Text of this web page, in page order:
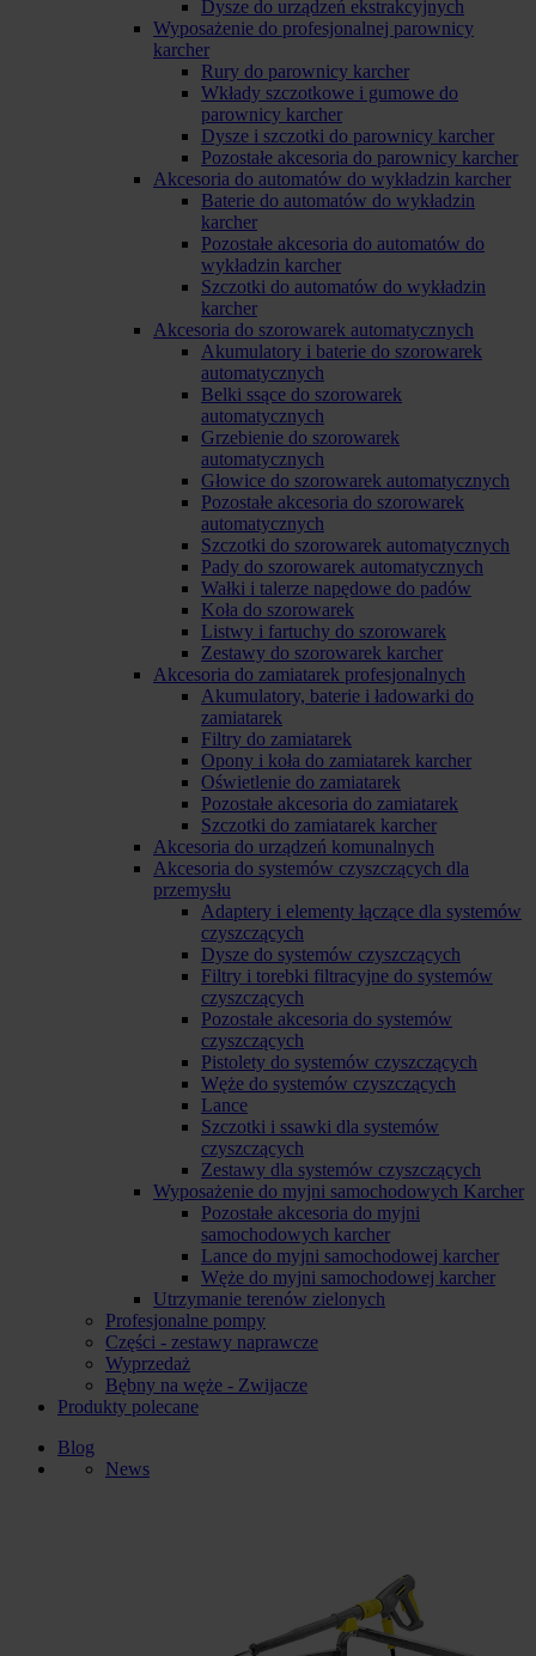
Dysze do urządzeń ekstrakcyjnych
Wyposażenie do profesjonalnej parownicy
karcher
Rury do parownicy karcher
Wkłady szczotkowe i gumowe do
parownicy karcher
Dysze i szczotki do parownicy karcher
Pozostałe akcesoria do parownicy karcher
Akcesoria do automatów do wykładzin karcher
Baterie do automatów do wykładzin
karcher
Pozostałe akcesoria do automatów do
wykładzin karcher
Szczotki do automatów do wykładzin
karcher
Akcesoria do szorowarek automatycznych
Akumulatory i baterie do szorowarek
automatycznych
Belki ssące do szorowarek
automatycznych
Grzebienie do szorowarek
automatycznych
Głowice do szorowarek automatycznych
Pozostałe akcesoria do szorowarek
automatycznych
Szczotki do szorowarek automatycznych
Pady do szorowarek automatycznych
Wałki i talerze napędowe do padów
Koła do szorowarek
Listwy i fartuchy do szorowarek
Zestawy do szorowarek karcher
Akcesoria do zamiatarek profesjonalnych
Akumulatory, baterie i ładowarki do
zamiatarek
Filtry do zamiatarek
Opony i koła do zamiatarek karcher
Oświetlenie do zamiatarek
Pozostałe akcesoria do zamiatarek
Szczotki do zamiatarek karcher
Akcesoria do urządzeń komunalnych
Akcesoria do systemów czyszczących dla
przemysłu
Adaptery i elementy łączące dla systemów
czyszczących
Dysze do systemów czyszczących
Filtry i torebki filtracyjne do systemów
czyszczących
Pozostałe akcesoria do systemów
czyszczących
Pistolety do systemów czyszczących
Węże do systemów czyszczących
Lance
Szczotki i ssawki dla systemów
czyszczących
Zestawy dla systemów czyszczących
Wyposażenie do myjni samochodowych Karcher
Pozostałe akcesoria do myjni
samochodowych karcher
Lance do myjni samochodowej karcher
Węże do myjni samochodowej karcher
Utrzymanie terenów zielonych
Profesjonalne pompy
Części - zestawy naprawcze
Wyprzedaż
Bębny na węże - Zwijacze
Produkty polecane
Blog
News